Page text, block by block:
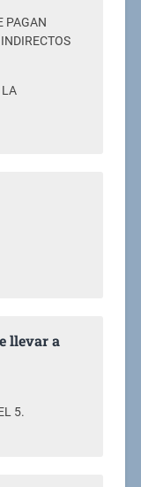
PAGAN
LA
llevar a
5.